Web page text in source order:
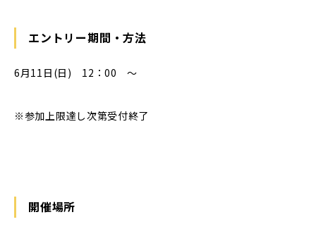
エントリー期間・方法
6月11日(日) 12：00 ～
※参加上限達し次第受付終了
開催場所